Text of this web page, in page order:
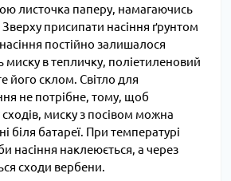
листочка паперу, намагаючись
Зверху присипати насіння ґрунтом
постійно залишалося
миску в тепличку, поліетиленовий
його склом. Світло для
не потрібне, тому, щоб
миску з посівом можна
біля батареї. При температурі
насіння наклеюється, а через
сходи вербени.